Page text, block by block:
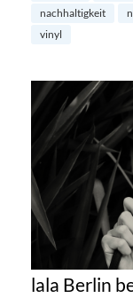
nachhaltigkeit
vinyl
lala Berlin